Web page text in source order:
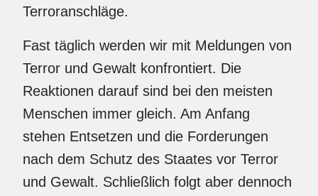
Terroranschläge.
Fast täglich werden wir mit Meldungen von
Terror und Gewalt konfrontiert. Die
Reaktionen darauf sind bei den meisten
Menschen immer gleich. Am Anfang
stehen Entsetzen und die Forderungen
nach dem Schutz des Staates vor Terror
und Gewalt. Schließlich folgt aber dennoch